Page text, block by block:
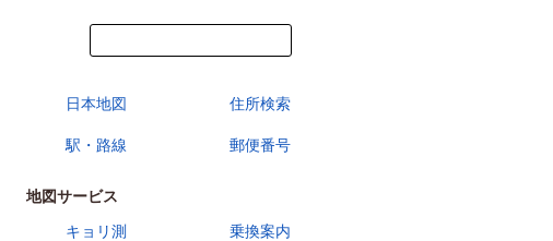
日本地図 住所検索
駅・路線 郵便番号
地図サービス
キョリ測
乗換案内